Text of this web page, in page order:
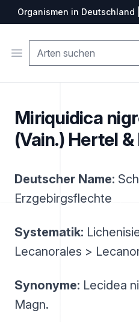
Organismen in
Open menu
Miriquidica
(Vain.) Hertel
Deutscher Name:
Erzgebirgsflechte
Systematik:
Lecanorales >
Synonyme: Lecidea
Magn.